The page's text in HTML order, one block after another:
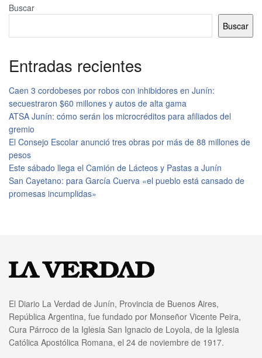
Buscar
Buscar
Entradas recientes
Caen 3 cordobeses por robos con inhibidores en Junín:
secuestraron $60 millones y autos de alta gama
ATSA Junín: cómo serán los microcréditos para afiliados del
gremio
El Consejo Escolar anunció tres obras por más de 88 millones de
pesos
Este sábado llega el Camión de Lácteos y Pastas a Junín
San Cayetano: para García Cuerva «el pueblo está cansado de
promesas incumplidas»
El Diario La Verdad de Junín, Provincia de Buenos Aires,
República Argentina, fue fundado por Monseñor Vicente Peira,
Cura Párroco de la Iglesia San Ignacio de Loyola, de la Iglesia
Católica Apostólica Romana, el 24 de noviembre de 1917.